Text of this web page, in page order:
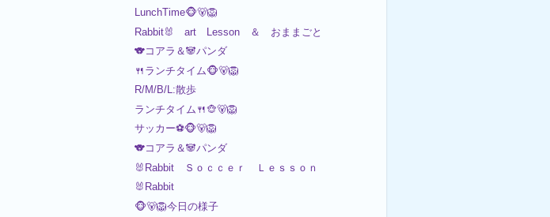
LunchTime🐵🐻🦁
Rabbit🐰 art Lesson ＆ おままごと
🐨コアラ＆🐼パンダ
🍴ランチタイム🐵🐻🦁
R/M/B/L:散歩
ランチタイム🍴🐵🐻🦁
サッカー⚽️🐵🐻🦁
🐨コアラ＆🐼パンダ
🐰Rabbit Ｓｏｃｃｅｒ Ｌｅｓｓｏｎ
🐰Rabbit
🐵🐻🦁今日の様子